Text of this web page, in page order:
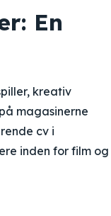
En
kreativ
magasinerne
cv i
inden for film og